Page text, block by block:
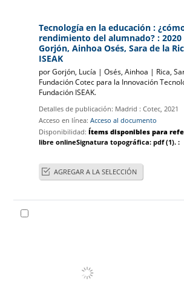
Tecnología en la educación :
rendimiento del alumnado? : 2020
Gorjón, Ainhoa Osés, Sara de la
ISEAK
porGorjón, Lucía |Osés, Ainhoa | Rica,
Fundación ISEAK.
Detalles de publicación: Madrid :Cotec, 2021
Acceso en línea:Acceso al documento
Disponibilidad:Ítems disponibles para
libre onlineSignatura topográfica:pdf(1).:
AGREGAR A LA SELECCIÓN